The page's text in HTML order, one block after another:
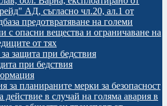
АД, съгласно чл.20, ал.1 от
предотвратяване на големи
с опасни вещества и ограничаване на
от тях
защита при бедствия
при бедствия
за планираните мерки за безопасност
действие в случай на голяма авария в